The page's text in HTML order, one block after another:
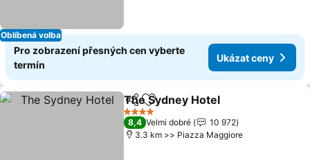
Oblíbená volba
Pro zobrazení přesných cen vyberte
termín
Ukázat ceny
SdíletPřidat na seznam oblíbených
The Sydney Hotel
4 Počet hvězdiček
8,4 Velmi dobré
10 972
3.3 km >> Piazza Maggiore